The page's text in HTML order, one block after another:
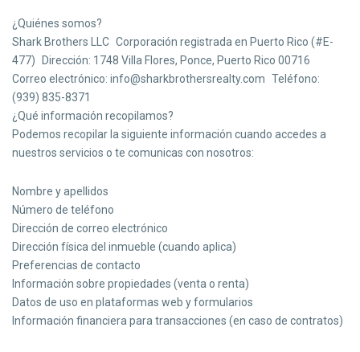
¿Quiénes somos?
Shark Brothers LLC Corporación registrada en Puerto Rico (#E-
477) Dirección: 1748 Villa Flores, Ponce, Puerto Rico 00716
Correo electrónico: info@sharkbrothersrealty.com Teléfono:
(939) 835-8371
¿Qué información recopilamos?
Podemos recopilar la siguiente información cuando accedes a
nuestros servicios o te comunicas con nosotros:
Nombre y apellidos
Número de teléfono
Dirección de correo electrónico
Dirección física del inmueble (cuando aplica)
Preferencias de contacto
Información sobre propiedades (venta o renta)
Datos de uso en plataformas web y formularios
Información financiera para transacciones (en caso de contratos)